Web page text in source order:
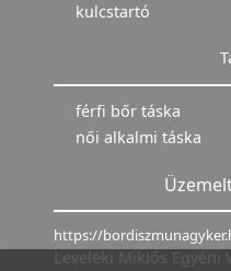
kulcstartó
férfi bőr táska
női alkalmi táska
https://
Leveleki Miklós Egyéni